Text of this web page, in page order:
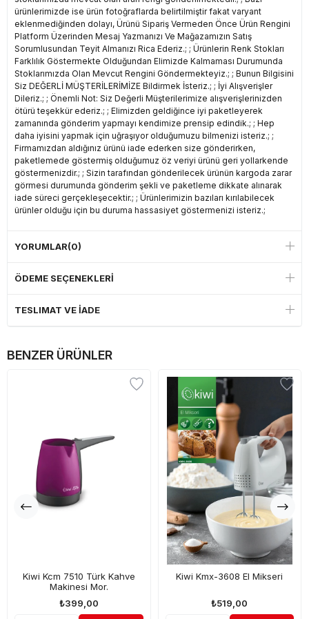
ürünlerimizde ise ürün fotoğraflarda belirtilmiştir fakat varyant
eklenmediğinden dolayı, Ürünü Sipariş Vermeden Önce Ürün Rengini
Platform Üzerinden Mesaj Yazmanızı Ve Mağazamızın Satış
Sorumlusundan Teyit Almanızı Rica Ederiz.; ; Ürünlerin Renk Stokları
Farklılık Göstermekte Olduğundan Elimizde Kalmaması Durumunda
Stoklarımızda Olan Mevcut Rengini Göndermekteyiz.; ; Bunun Bilgisini
Siz DEĞERLİ MÜŞTERİLERİMİZE Bildirmek İsteriz.; ; İyi Alışverişler
Dileriz.; ; Önemli Not: Siz Değerli Müşterilerimize alışverişlerinizden
ötürü teşekkür ederiz.; ; Elimizden geldiğince iyi paketleyerek
zamanında gönderim yapmayı kendimize prensip edindik.; ; Hep
daha iyisini yapmak için uğraşıyor olduğumuzu bilmenizi isteriz.; ;
Firmamızdan aldığınız ürünü iade ederken size gönderirken,
paketlemede göstermiş olduğumuz öz veriyi ürünü geri yollarkende
göstermenizdir.; ; Sizin tarafından gönderilecek ürünün kargoda zarar
görmesi durumunda gönderim şekli ve paketleme dikkate alınarak
iade süreci gerçekleşecektir.; ; Ürünlerimizin bazıları kırılabilecek
ürünler olduğu için bu duruma hassasiyet göstermenizi isteriz.;
YORUMLAR(0)
ÖDEME SEÇENEKLERI
TESLIMAT VE İADE
BENZER ÜRÜNLER
Kiwi Kcm 7510 Türk Kahve
Makinesi Mor.
₺399,00
Kiwi Kmx-3608 El Mikseri
₺519,00